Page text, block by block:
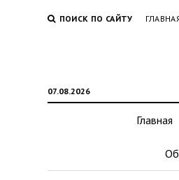
ПОИСК ПО САЙТУ
07.08.2026
Главная